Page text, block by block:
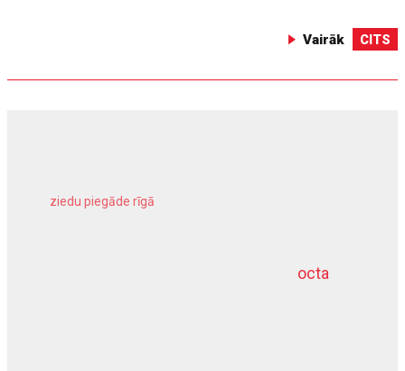
Vairāk CITS
octa
ziedu piegāde rīgā
dziļurbums